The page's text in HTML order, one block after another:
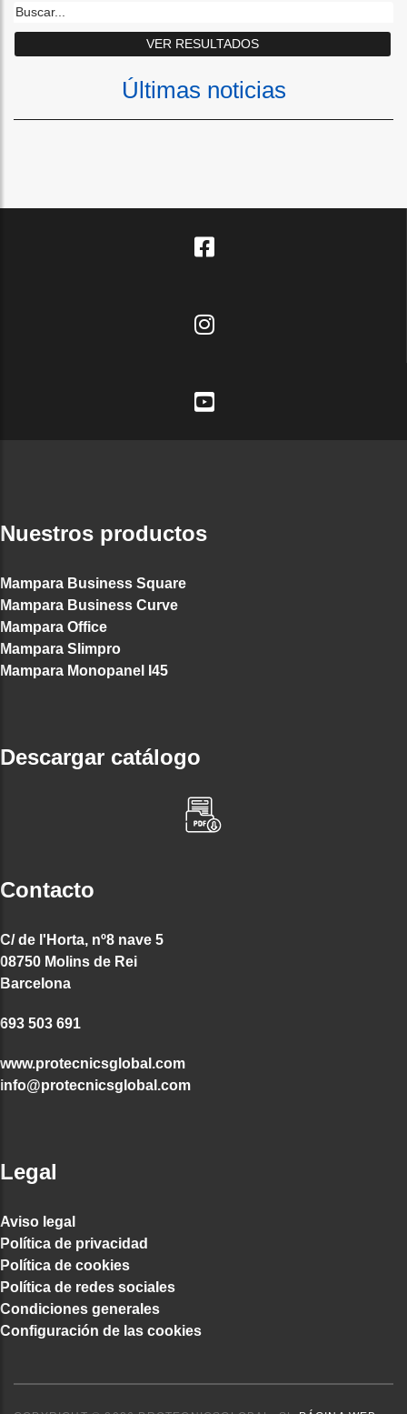
Últimas noticias
Nuestros productos
Mampara Business Square
Mampara Business Curve
Mampara Office
Mampara Slimpro
Mampara Monopanel I45
Descargar catálogo
Contacto
C/ de l'Horta, nº8 nave 5
08750 Molins de Rei
Barcelona
693 503 691
www.protecnicsglobal.com
info@protecnicsglobal.com
Legal
Aviso legal
Política de privacidad
Política de cookies
Política de redes sociales
Condiciones generales
Configuración de las cookies